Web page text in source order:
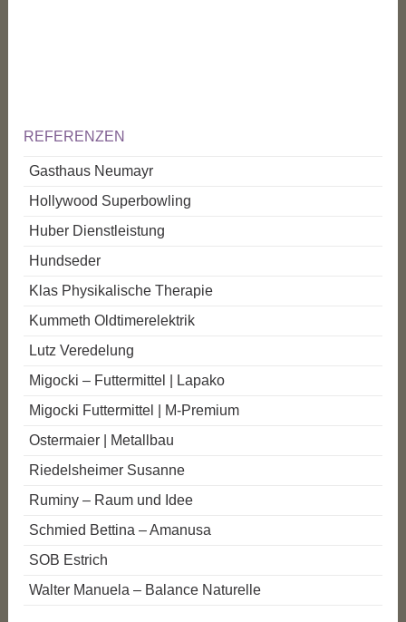
REFERENZEN
Gasthaus Neumayr
Hollywood Superbowling
Huber Dienstleistung
Hundseder
Klas Physikalische Therapie
Kummeth Oldtimerelektrik
Lutz Veredelung
Migocki – Futtermittel | Lapako
Migocki Futtermittel | M-Premium
Ostermaier | Metallbau
Riedelsheimer Susanne
Ruminy – Raum und Idee
Schmied Bettina – Amanusa
SOB Estrich
Walter Manuela – Balance Naturelle